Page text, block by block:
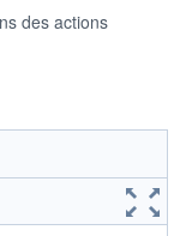
160
des actions